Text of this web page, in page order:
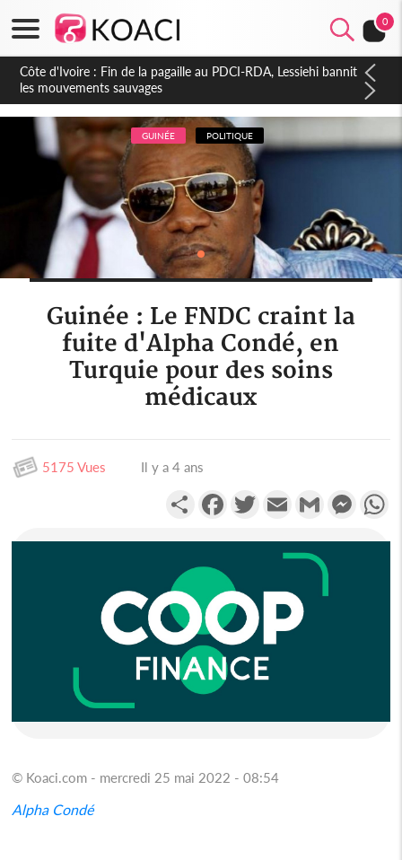
0
Côte d'Ivoire : Ouattara promet des sanctions contre les
déguerpissements illégaux
GUINÉE POLITIQUE
Guinée : Le FNDC craint la
fuite d'Alpha Condé, en
Turquie pour des soins
médicaux
5175 Vues Il y a 4 ans
PartagerFacebookTwitterEmail Gmail
© Koaci.com - mercredi 25 mai 2022 - 08:54
Alpha Condé